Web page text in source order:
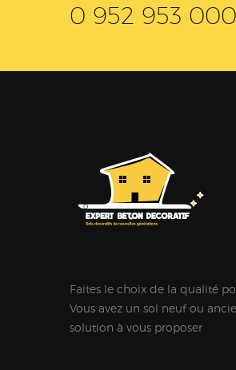
0 952 953
Faites le choix de la qualité
Vous avez un sol neuf ou
solution à vous proposer